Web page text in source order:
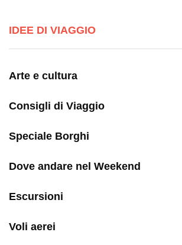
IDEE DI VIAGGIO
Arte e cultura
Consigli di Viaggio
Speciale Borghi
Dove andare nel Weekend
Escursioni
Voli aerei